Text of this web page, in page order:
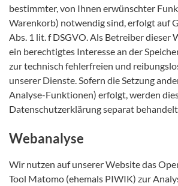
bestimmter, von Ihnen erwünschter
Warenkorb) notwendig sind, erfolgt auf
Abs. 1 lit. f DSGVO. Als Betreiber dieser
ein berechtigtes Interesse an der
zur technisch fehlerfreien und
unserer Dienste. Sofern die Setzung
Analyse-Funktionen) erfolgt, werden
Datenschutzerklärung separat behandelt.
Webanalyse
Wir nutzen auf unserer Website das
Tool Matomo (ehemals PIWIK) zur